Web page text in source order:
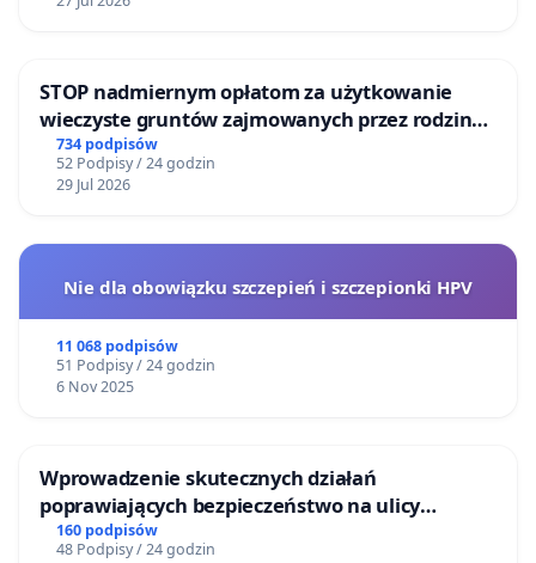
STOP nadmiernym opłatom za użytkowanie
wieczyste gruntów zajmowanych przez rodzinne
ogrody działkowe.
734 podpisów
52 Podpisy / 24 godzin
29 Jul 2026
Nie dla obowiązku szczepień i szczepionki HPV
11 068 podpisów
51 Podpisy / 24 godzin
6 Nov 2025
Wprowadzenie skutecznych działań
poprawiających bezpieczeństwo na ulicy
Żeromskiego w Otwocku
160 podpisów
48 Podpisy / 24 godzin